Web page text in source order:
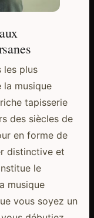
les plus
la musique
tapisserie
des siècles de
en forme de
distinctive et
le
musique
vous soyez un